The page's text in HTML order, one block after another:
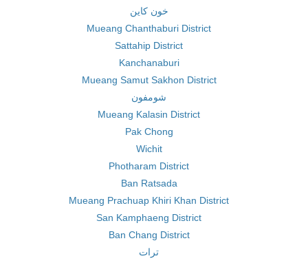
خون كاين
Mueang Chanthaburi District
Sattahip District
Kanchanaburi
Mueang Samut Sakhon District
شومفون
Mueang Kalasin District
Pak Chong
Wichit
Photharam District
Ban Ratsada
Mueang Prachuap Khiri Khan District
San Kamphaeng District
Ban Chang District
ترات